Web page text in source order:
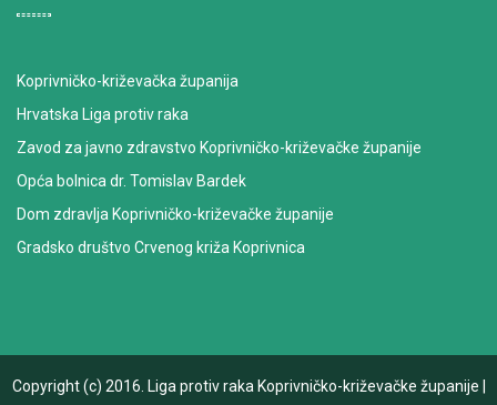
Koprivničko-križevačka županija
Hrvatska Liga protiv raka
Zavod za javno zdravstvo Koprivničko-križevačke županije
Opća bolnica dr. Tomislav Bardek
Dom zdravlja Koprivničko-križevačke županije
Gradsko društvo Crvenog križa Koprivnica
Copyright (c) 2016. Liga protiv raka Koprivničko-križevačke županije